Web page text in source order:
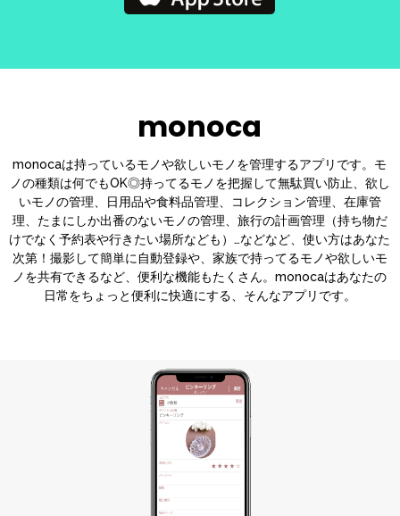
monoca
monocaは持っているモノや欲しいモノを管理するアプリです。モ
ノの種類は何でもOK◎持ってるモノを把握して無駄買い防止、欲し
いモノの管理、日用品や食料品管理、コレクション管理、在庫管
理、たまにしか出番のないモノの管理、旅行の計画管理（持ち物だ
けでなく予約表や行きたい場所なども）…などなど、使い方はあなた
次第！撮影して簡単に自動登録や、家族で持ってるモノや欲しいモ
ノを共有できるなど、便利な機能もたくさん。monocaはあなたの
日常をちょっと便利に快適にする、そんなアプリです。